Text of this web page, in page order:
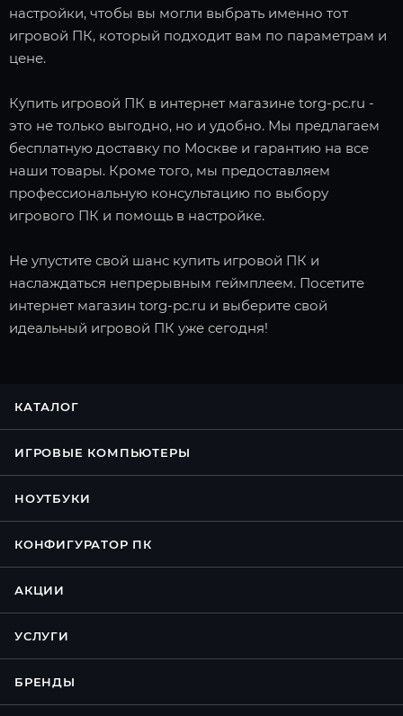
настройки, чтобы вы могли выбрать именно тот
игровой ПК, который подходит вам по параметрам и
цене.
Купить игровой ПК в интернет магазине torg-pc.ru -
это не только выгодно, но и удобно. Мы предлагаем
бесплатную доставку по Москве и гарантию на все
наши товары. Кроме того, мы предоставляем
профессиональную консультацию по выбору
игрового ПК и помощь в настройке.
Не упустите свой шанс купить игровой ПК и
наслаждаться непрерывным геймплеем. Посетите
интернет магазин torg-pc.ru и выберите свой
идеальный игровой ПК уже сегодня!
КАТАЛОГ
ИГРОВЫЕ КОМПЬЮТЕРЫ
НОУТБУКИ
КОНФИГУРАТОР ПК
АКЦИИ
УСЛУГИ
БРЕНДЫ